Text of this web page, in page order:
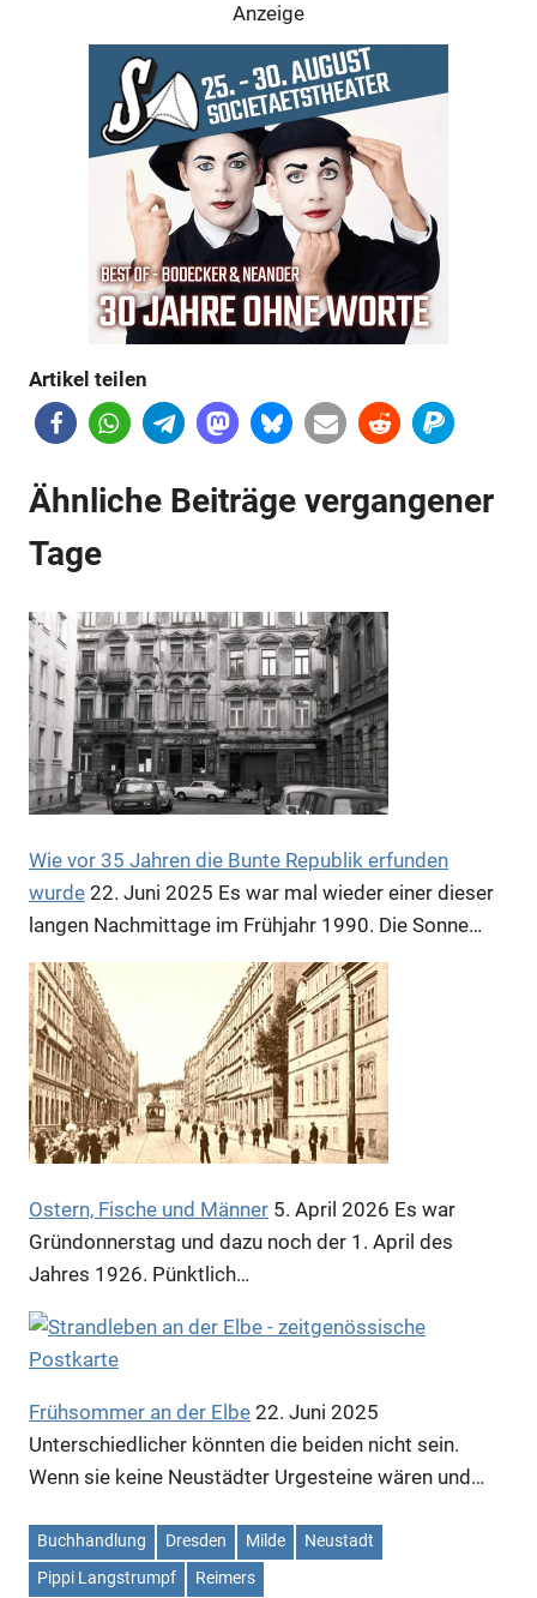
Anzeige
Anzeige
Anzeige
Anzeige
Artikel teilen
Ähnliche Beiträge vergangener
Tage
Wie vor 35 Jahren die Bunte Republik erfunden
wurde 22. Juni 2025 Es war mal wieder einer dieser
langen Nachmittage im Frühjahr 1990. Die Sonne…
Ostern, Fische und Männer 5. April 2026 Es war
Gründonnerstag und dazu noch der 1. April des
Jahres 1926. Pünktlich…
Frühsommer an der Elbe 22. Juni 2025
Unterschiedlicher könnten die beiden nicht sein.
Wenn sie keine Neustädter Urgesteine wären und…
Buchhandlung Dresden Milde
Neustadt
Pippi Langstrumpf
Reimers